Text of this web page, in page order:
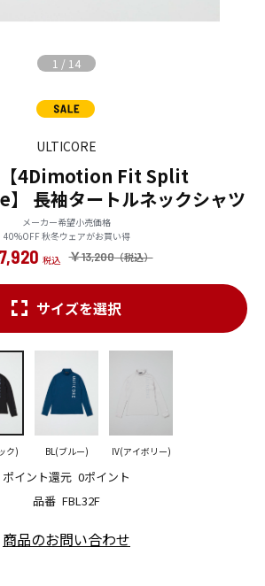
1 / 14
ULTICORE
【4Dimotion Fit Split
長袖タートルネックシャツ
メーカー希望小売価格
40%OFF 秋冬ウェアがお買い得
￥13,200
品番 FBL32F
ポイント還元 0ポイント
サイズを選択
ク) BL(ブルー) IV(アイボリー)
商品のお問い合わせ